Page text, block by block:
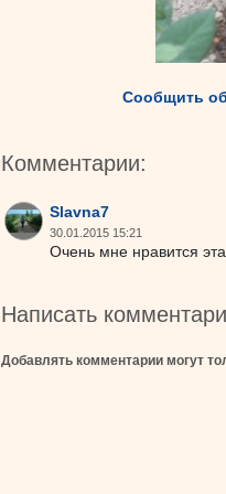
Сообщить
Комментарии:
Slavna7
30.01.2015 15:21
Очень мне нравится
Написать
Добавлять комментарии могут